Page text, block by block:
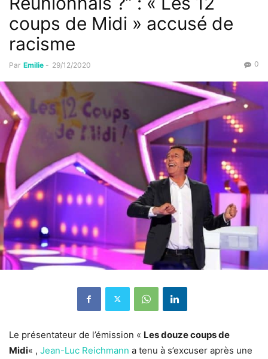
coups de Midi » accusé de
racisme
Par Emilie - 29/12/2020 0
Le présentateur de l’émission « Les douze coups de
Midi« , Jean-Luc Reichmann a tenu à s’excuser après une